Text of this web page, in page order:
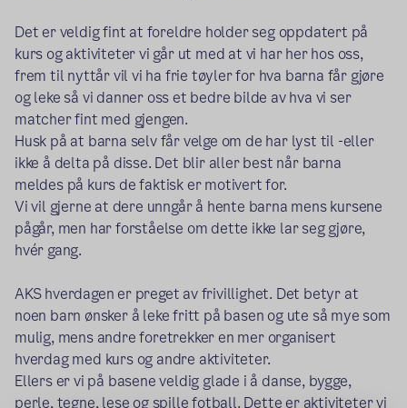
Det er veldig fint at foreldre holder seg oppdatert på
kurs og aktiviteter vi går ut med at vi har her hos oss,
frem til nyttår vil vi ha frie tøyler for hva barna får gjøre
og leke så vi danner oss et bedre bilde av hva vi ser
matcher fint med gjengen.
Husk på at barna selv får velge om de har lyst til -eller
ikke å delta på disse. Det blir aller best når barna
meldes på kurs de faktisk er motivert for.
Vi vil gjerne at dere unngår å hente barna mens kursene
pågår, men har forståelse om dette ikke lar seg gjøre,
hvér gang.
AKS hverdagen er preget av frivillighet. Det betyr at
noen barn ønsker å leke fritt på basen og ute så mye som
mulig, mens andre foretrekker en mer organisert
hverdag med kurs og andre aktiviteter.
Ellers er vi på basene veldig glade i å danse, bygge,
perle, tegne, lese og spille fotball. Dette er aktiviteter vi